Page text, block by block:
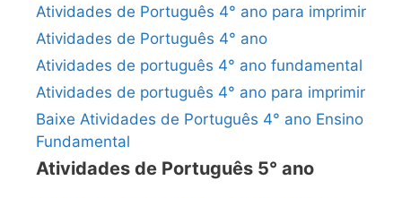
Atividades de Português 4° ano para imprimir
Atividades de Português 4° ano
Atividades de português 4° ano fundamental
Atividades de português 4° ano para imprimir
Baixe Atividades de Português 4° ano Ensino
Fundamental
Atividades de Português 5° ano